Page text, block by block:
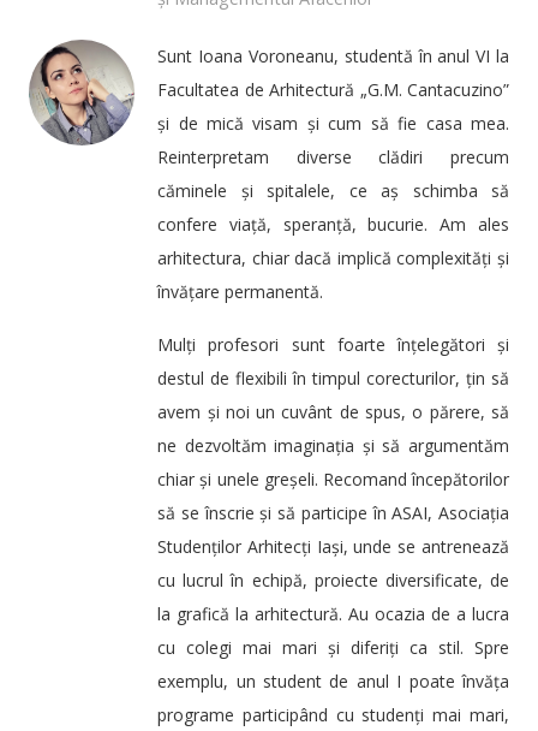
Sunt Ioana Voroneanu, studentă în anul VI la
Facultatea de Arhitectură „G.M. Cantacuzino”
și de mică visam și cum să fie casa mea.
Reinterpretam diverse clădiri precum
căminele și spitalele, ce aș schimba să
confere viață, speranță, bucurie. Am ales
arhitectura, chiar dacă implică complexități și
învățare permanentă.
Mulți profesori sunt foarte înțelegători și
destul de flexibili în timpul corecturilor, țin să
avem și noi un cuvânt de spus, o părere, să
ne dezvoltăm imaginația și să argumentăm
chiar și unele greșeli. Recomand începătorilor
să se înscrie și să participe în ASAI, Asociația
Studenților Arhitecți Iași, unde se antrenează
cu lucrul în echipă, proiecte diversificate, de
la grafică la arhitectură. Au ocazia de a lucra
cu colegi mai mari și diferiți ca stil. Spre
exemplu, un student de anul I poate învăța
programe participând cu studenți mai mari,